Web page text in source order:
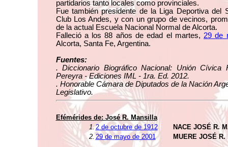
partidarios tanto locales como provinciales.
Fue también presidente de la Liga Deportiva del
Club Los Andes, y con un grupo de vecinos,
de la actual Escuela Nacional Normal de Alcorta.
Falleció a los 88 años de edad el martes, 29 de
Alcorta, Santa Fe, Argentina.
Fuentes:
. Diccionario Biográfico Nacional: Unión Cívica
Pereyra - Ediciones IML - 1ra. Ed. 2012.
. Honorable Cámara de Diputados de la Nación
Legislativo.
Efémérides de: José R. Mansilla
1.2 de octubre de 1912
NACE JOSÉ R.
2. 29 de mayo de 2001 MUERE JOSÉ